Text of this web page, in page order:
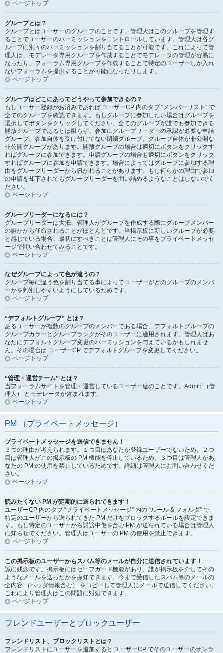
ページトップ
グループとは？
グループとはユーザーのグループのことです。管理人はこのグループを管理す
ることでユーザーのパーミッションをコントロールしています。管理人は各グ
ループに別々のパーミッションを割り当てることが可能です。これによって管
理人は、モデレータ専用グループを作成することでモデレータの管理が容易に
なったり、フォーラム専用グループを作成することで特定のユーザーしか入れ
ないフォーラムを提供することが可能になったりします。
ページトップ
グループはどこにあってどうやって参加できるの？
もしユーザー登録がお済みであれば ユーザーCP 内のタブ “メンバーリスト” で
全てのグループを確認できます。もしグループに参加したい場合はグループを
選択してボタンをクリックしてください。全てのグループが誰でも参加できる
開放グループであるとは限らず、参加にグループリーダーの承認が必要な申請
グループ、参加自体を受け付けてない閉鎖グループ、グループ自体が非公開な
非公開グループがあります。開放グループの場合は適切にボタンをクリックす
ればグループに参加できます。申請グループの場合も適切にボタンをクリック
すればグループに参加を申請できます。場合によってはグループに参加する理
由をグループリーダーから訊かれることがあります。もし何らかの理由で参加
の申請を却下されてもグループリーダーを問い詰めるようなことはしないでく
ださい。
ページトップ
グループリーダーになるには？
グループリーダーは大抵、管理人がグループを作成する際にグループメンバー
の誰かから任命されることがほとんどです。当掲示板に新しいグループが必要
と感じている場合、最初にすべきことは管理人にその事をプライベートメッセ
ージで問い合わせてみることです。
ページトップ
なぜグループによって色が違うの？
グループ毎に違う色を割り当てる事によってユーザーがどのグループのメンバ
ーかを判別しやすいようにしているためです。
ページトップ
“デフォルトグループ” とは？
あるユーザーが複数のグループのメンバーである場合、デフォルトグループの
グループカラーとグループランクがそのユーザーに適用されます。管理人はあ
なたにデフォルトグループ変更のパーミッションを与えているかもしれませ
ん。その場合は ユーザーCP でデフォルトグループを変更してください。
ページトップ
“管理・運営チーム” とは？
当フォーラムサイトを管理・運営しているユーザー達のことです。Admin （管
理人） とモデレータが含まれます。
ページトップ
PM （プライベートメッセージ）
プライベートメッセージを送信できません！
３つの理由が考えられます。１つ目はあなたが登録ユーザーでないため、２つ
目は管理人がこの掲示板の PM 機能を停止しているため、３つ目は管理人があ
なたの PM の使用を禁止しているためです。詳細は管理人にお問い合わせくだ
さい。
ページトップ
読みたくない PM が定期的に送られてきます！
ユーザーCP 内のタブ “プライベートメッセージ” 内の “ルール & フォルダ” で、
特定のユーザーから送られてきた PM だけをブロックするルールを設定できま
す。もし特定のユーザーから誹謗中傷を含む PM が送られている場合は管理人
に知らせてください。管理人はユーザーの PM の使用を禁止できます。
ページトップ
この掲示板のユーザーからスパム等のメールが自分に送信されています！
誠に残念です。掲示板にはセーフガード機能があり、誰が掲示板を介してその
ようなメールを送ったかを探知できます。今まで受信したスパム等のメールの
全内容 （ヘッダ情報含む） をコピーして管理人にメールで送信してください。
これにより管理人はこの問題に対処できます。
ページトップ
フレンドユーザーとブロックユーザー
フレンドリスト、ブロックリストとは？
フレンドリストにユーザーを追加すると ユーザーCP でそのユーザーのオンラ